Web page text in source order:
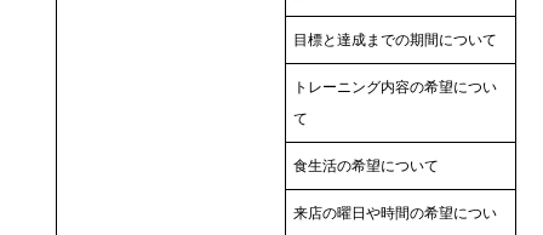
目標と達成までの期間について
トレーニング内容の希望につい
て
食生活の希望について
来店の曜日や時間の希望につい